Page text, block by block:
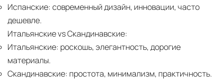
Испанские: современный дизайн, инновации, часто
дешевле.
Итальянские vs Скандинавские:
Итальянские: роскошь, элегантность, дорогие
материалы.
Скандинавские: простота, минимализм, практичность.